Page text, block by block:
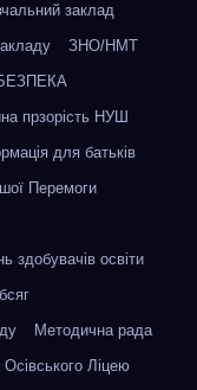
заклад
ЗНО/НМТ
прзорість НУШ
для батьків
Перемоги
здобувачів освіти
Методична рада
Ліцею